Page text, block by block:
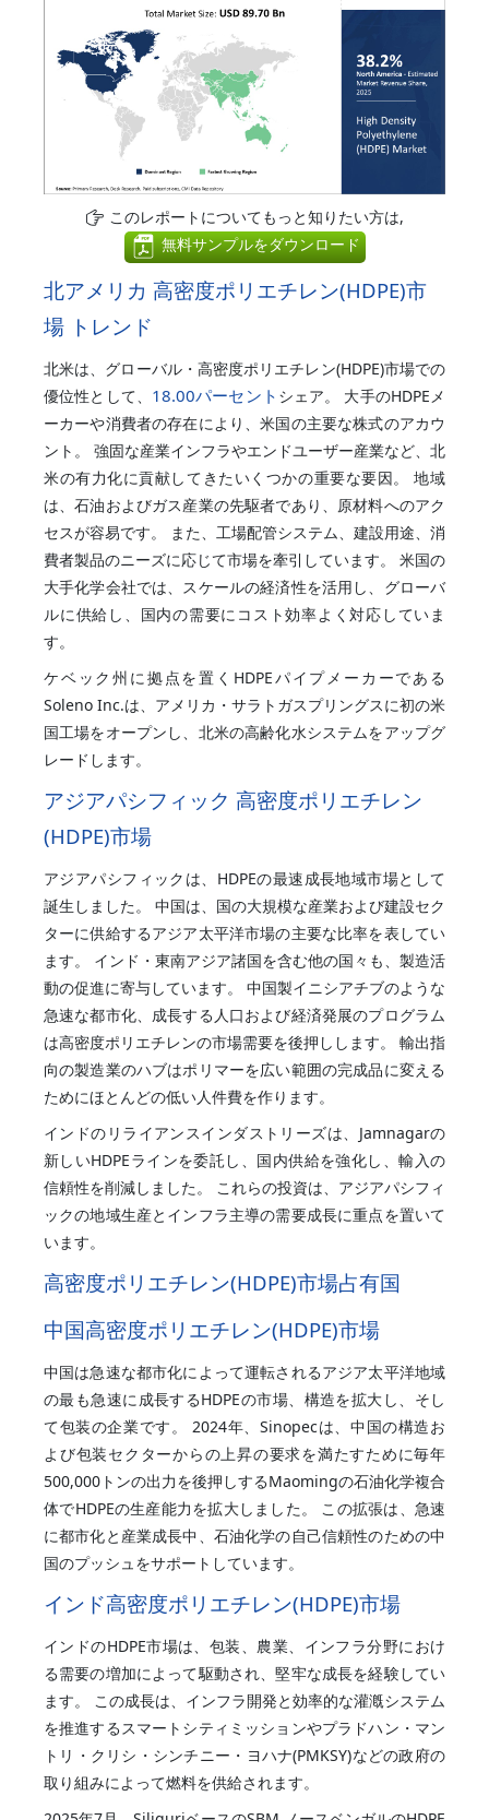
このレポートについてもっと知りたい方は,
無料サンプルをダウンロード
北アメリカ 高密度ポリエチレン(HDPE)市
場 トレンド
北米は、グローバル・高密度ポリエチレン(HDPE)市場での
優位性として、 18.00パーセント シェア。 大手のHDPEメ
ーカーや消費者の存在により、米国の主要な株式のアカウ
ント。 強固な産業インフラやエンドユーザー産業など、北
米の有力化に貢献してきたいくつかの重要な要因。 地域
は、石油およびガス産業の先駆者であり、原材料へのアク
セスが容易です。 また、工場配管システム、建設用途、消
費者製品のニーズに応じて市場を牽引しています。 米国の
大手化学会社では、スケールの経済性を活用し、グローバ
ルに供給し、国内の需要にコスト効率よく対応していま
す。
ケベック州に拠点を置くHDPEパイプメーカーである
Soleno Inc.は、アメリカ・サラトガスプリングスに初の米
国工場をオープンし、北米の高齢化水システムをアップグ
レードします。
アジアパシフィック 高密度ポリエチレン
(HDPE)市場
アジアパシフィックは、HDPEの最速成長地域市場として
誕生しました。 中国は、国の大規模な産業および建設セク
ターに供給するアジア太平洋市場の主要な比率を表してい
ます。 インド・東南アジア諸国を含む他の国々も、製造活
動の促進に寄与しています。 中国製イニシアチブのような
急速な都市化、成長する人口および経済発展のプログラム
は高密度ポリエチレンの市場需要を後押しします。 輸出指
向の製造業のハブはポリマーを広い範囲の完成品に変える
ためにほとんどの低い人件費を作ります。
インドのリライアンスインダストリーズは、Jamnagarの
新しいHDPEラインを委託し、国内供給を強化し、輸入の
信頼性を削減しました。 これらの投資は、アジアパシフィ
ックの地域生産とインフラ主導の需要成長に重点を置いて
います。
高密度ポリエチレン(HDPE)市場占有国
中国高密度ポリエチレン(HDPE)市場
中国は急速な都市化によって運転されるアジア太平洋地域
の最も急速に成長するHDPEの市場、構造を拡大し、そし
て包装の企業です。 2024年、Sinopecは、中国の構造お
よび包装セクターからの上昇の要求を満たすために毎年
500,000トンの出力を後押しするMaomingの石油化学複合
体でHDPEの生産能力を拡大しました。 この拡張は、急速
に都市化と産業成長中、石油化学の自己信頼性のための中
国のプッシュをサポートしています。
インド高密度ポリエチレン(HDPE)市場
インドのHDPE市場は、包装、農業、インフラ分野におけ
る需要の増加によって駆動され、堅牢な成長を経験してい
ます。 この成長は、インフラ開発と効率的な灌漑システム
を推進するスマートシティミッションやプラドハン・マン
トリ・クリシ・シンチニー・ヨハナ(PMKSY)などの政府の
取り組みによって燃料を供給されます。